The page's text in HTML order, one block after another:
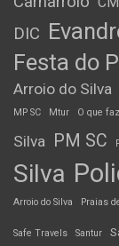
DIC
Festa do
Arroio do Silva
MP SC
Mtur O que
Silva
PM SC
Silva
Arroio do Silva
Praias
Safe Travels Santur